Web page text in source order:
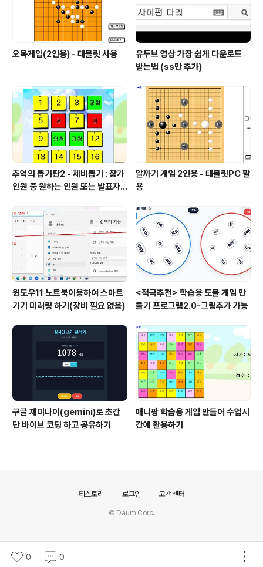
오목게임(2인용) - 태블릿 사용
유투브 영상 가장 쉽게 다운로드
받는법 (ss만 추가)
추억의 뽑기판2 - 제비뽑기 : 참가
인원 중 원하는 인원 또는 발표자
알까기 게임 2인용 - 태블릿PC 활
용
윈도우11 노트북이용하여 스마트
기기 미러링 하기(장비 필요 없음)
<적극추천> 학습용 도블 게임 만
들기 프로그램2.0-그림추가 가능
구글 제미나이(gemini)로 초간
단 바이브 코딩 하고 공유하기
애니팡 학습용 게임 만들어 수업시
간에 활용하기
0 0
티스토리 로그인 고객센터
© Daum Corp.